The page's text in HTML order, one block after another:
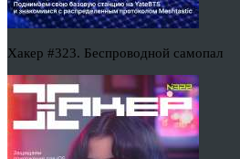
Хакер #323. Беспроводной самопал